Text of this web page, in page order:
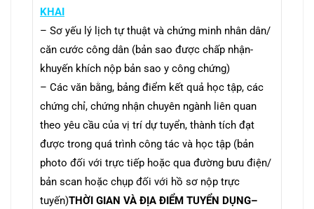
KHAI
– Sơ yếu lý lịch tự thuật và chứng minh nhân dân/
căn cước công dân (bản sao được chấp nhận-
khuyến khích nộp bản sao y công chứng)
– Các văn bằng, bảng điểm kết quả học tập, các
chứng chỉ, chứng nhận chuyên ngành liên quan
theo yêu cầu của vị trí dự tuyển, thành tích đạt
được trong quá trình công tác và học tập (bản
photo đối với trực tiếp hoặc qua đường bưu điện/
bản scan hoặc chụp đối với hồ sơ nộp trực
tuyến)THỜI GIAN VÀ ĐỊA ĐIỂM TUYỂN DỤNG–